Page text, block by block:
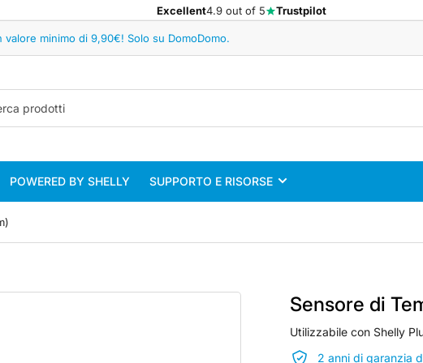
Excellent4.9 out of 5 Trustpilot
minimo di 9,90€! Solo su DomoDomo.
POWERED BY SHELLY SUPPORTO E RISORSE
Sensore di
Utilizzabile con Shelly
2 anni di garanzia